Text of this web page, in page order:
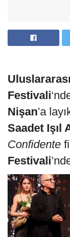
Festivali
Nişan’a
Saadet Işıl
Confidente
Festivali